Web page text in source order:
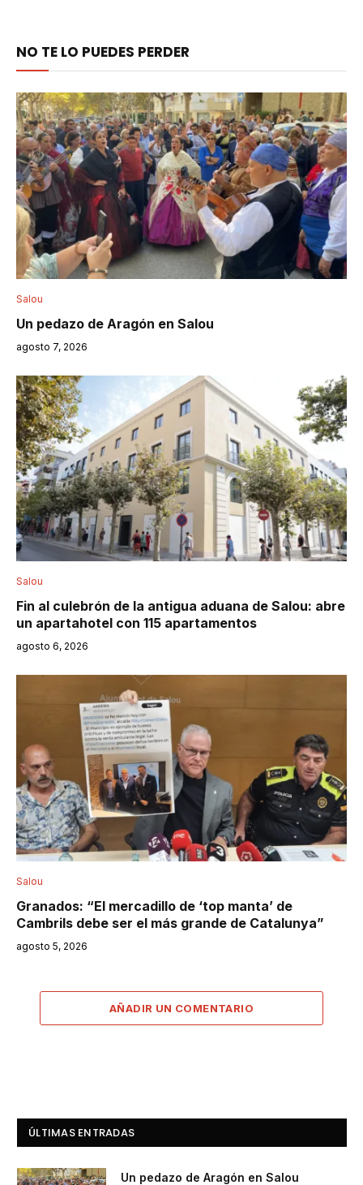
NO TE LO PUEDES PERDER
Salou
Un pedazo de Aragón en Salou
agosto 7, 2026
Salou
Fin al culebrón de la antigua aduana de Salou: abre
un apartahotel con 115 apartamentos
agosto 6, 2026
Salou
Granados: “El mercadillo de ‘top manta’ de
Cambrils debe ser el más grande de Catalunya”
agosto 5, 2026
AÑADIR UN COMENTARIO
ÚLTIMAS ENTRADAS
Un pedazo de Aragón en Salou